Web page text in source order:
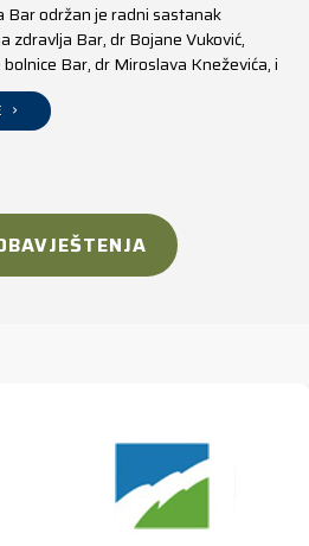
Bar održan je radni sastanak
zdravlja Bar, dr Bojane Vuković,
Bar, dr Miroslava Kneževića, i
Ulcinj, Kreshnika Mustafe.